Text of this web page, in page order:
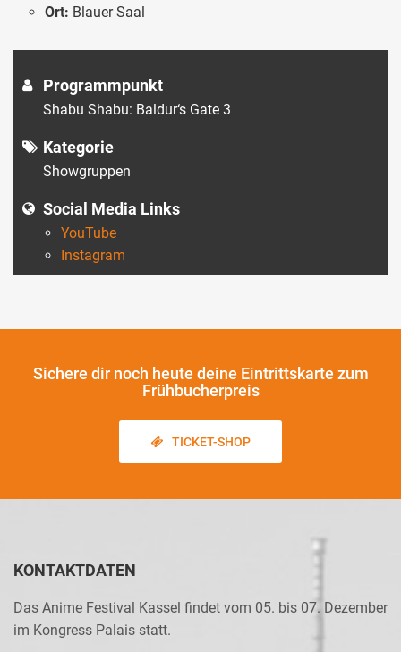
Ort: Blauer Saal
Programmpunkt
Shabu Shabu: Baldur‘s Gate 3
Kategorie
Showgruppen
Social Media Links
YouTube
Instagram
Sichere dir noch heute deine Eintrittskarte zum
Frühbucherpreis
TICKET-SHOP
KONTAKTDATEN
Das Anime Festival Kassel findet vom 05. bis 07. Dezember
im Kongress Palais statt.